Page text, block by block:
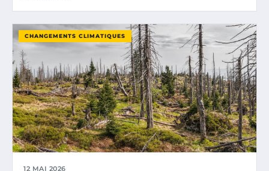
CHANGEMENTS CLIMATIQUES
12 MAI 2026